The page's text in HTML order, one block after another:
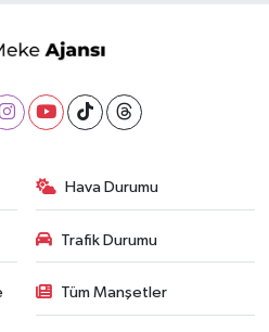
Hava Durumu
Trafik Durumu
Tüm Manşetler